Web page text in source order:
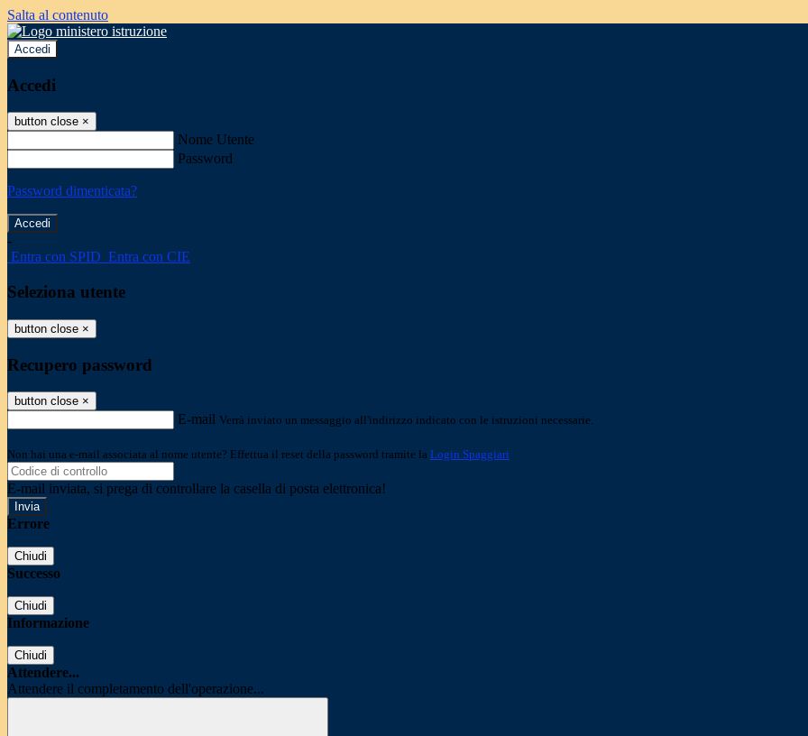
Salta al contenuto
Accedi
Accedi
button close ×
Nome Utente
Password
Password dimenticata?
-
Entra con SPID Entra con CIE
Seleziona utente
button close ×
Recupero password
button close ×
E-mail Verrà inviato un messaggio all'indirizzo indicato con le istruzioni necessarie.
Non hai una e-mail associata al nome utente? Effettua il reset della password tramite la Login Spaggiari
E-mail inviata, si prega di controllare la casella di posta elettronica!
Errore
Chiudi
Successo
Chiudi
Informazione
Chiudi
Attendere...
Attendere il completamento dell'operazione...